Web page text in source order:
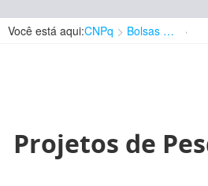
Você está aqui:CNPq Bolsas e Auxílios Vigentes
Projetos de